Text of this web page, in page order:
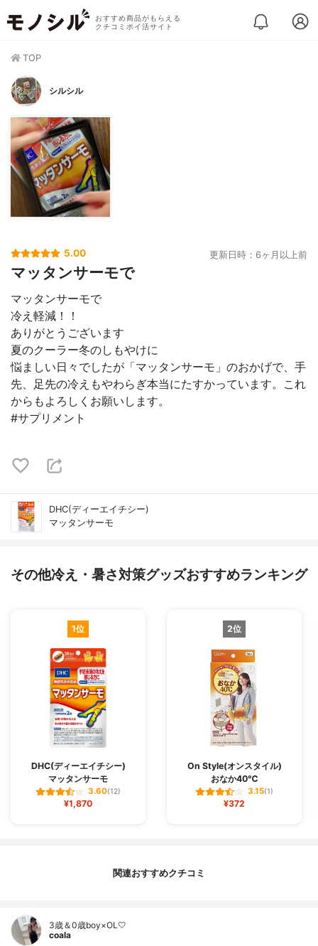
おすすめ商品がもらえる
クチコミポイ活サイト
TOP
シルシル
5.00 更新日時：6ヶ月以上前
マッタンサーモで
マッタンサーモで
冷え軽減！！
ありがとうございます
夏のクーラー冬のしもやけに
悩ましい日々でしたが「マッタンサーモ」のおかげで、手
先、足先の冷えもやわらぎ本当にたすかっています。これ
からもよろしくお願いします。
#サプリメント
DHC(ディーエイチシー)
マッタンサーモ
その他冷え・暑さ対策グッズおすすめランキング
1位
DHC(ディーエイチシー)
マッタンサーモ
3.60(12)
¥1,870
2位
On Style(オンスタイル)
おなか40℃
3.15(1)
¥372
関連おすすめクチコミ
3歳＆0歳boy×OL🤍
coala